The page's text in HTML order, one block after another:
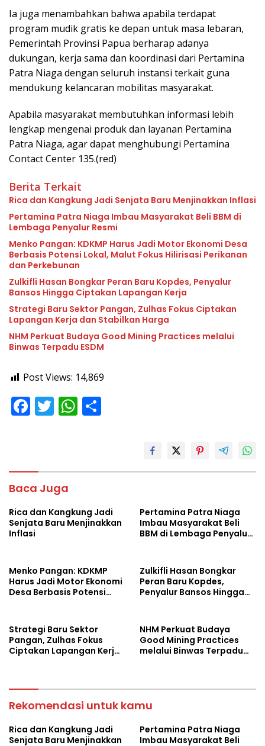
Ia juga menambahkan bahwa apabila terdapat
program mudik gratis ke depan untuk masa lebaran,
Pemerintah Provinsi Papua berharap adanya
dukungan, kerja sama dan koordinasi dari Pertamina
Patra Niaga dengan seluruh instansi terkait guna
mendukung kelancaran mobilitas masyarakat.
Apabila masyarakat membutuhkan informasi lebih
lengkap mengenai produk dan layanan Pertamina
Patra Niaga, agar dapat menghubungi Pertamina
Contact Center 135.(red)
Berita Terkait
Rica dan Kangkung Jadi Senjata Baru Menjinakkan Inflasi
Pertamina Patra Niaga Imbau Masyarakat Beli BBM di
Lembaga Penyalur Resmi
Menko Pangan: KDKMP Harus Jadi Motor Ekonomi Desa
Berbasis Potensi Lokal, Malut Fokus Hilirisasi Perikanan
dan Perkebunan
Zulkifli Hasan Bongkar Peran Baru Kopdes, Penyalur
Bansos Hingga Ciptakan Lapangan Kerja
Strategi Baru Sektor Pangan, Zulhas Fokus Ciptakan
Lapangan Kerja dan Stabilkan Harga
NHM Perkuat Budaya Good Mining Practices melalui
Binwas Terpadu ESDM
Post Views: 14,869
F
o
o
k
T W
p
Baca Juga
Rica dan Kangkung Jadi
Senjata Baru Menjinakkan
Inflasi
Pertamina Patra Niaga
Imbau Masyarakat Beli
BBM di Lembaga Penyalur
Menko Pangan: KDKMP
Harus Jadi Motor Ekonomi
Desa Berbasis Potensi
Perkebunan
Zulkifli Hasan Bongkar
Peran Baru Kopdes,
Penyalur Bansos Hingga
Strategi Baru Sektor
Pangan, Zulhas Fokus
Ciptakan Lapangan Kerja
NHM Perkuat Budaya
Good Mining Practices
melalui Binwas Terpadu
Rekomendasi untuk kamu
Rica dan Kangkung Jadi
Senjata Baru Menjinakkan
Pertamina Patra Niaga
Imbau Masyarakat Beli